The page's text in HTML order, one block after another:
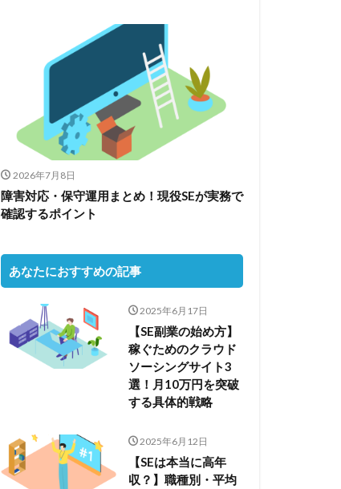
2026年7月8日
障害対応・保守運用まとめ！現役SEが実務で
確認するポイント
あなたにおすすめの記事
2025年6月17日
【SE副業の始め方】
稼ぐためのクラウド
ソーシングサイト3
選！月10万円を突破
する具体的戦略
2025年6月12日
【SEは本当に高年
収？】職種別・平均